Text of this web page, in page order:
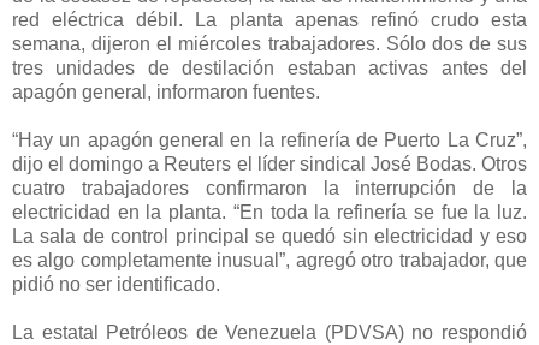
red eléctrica débil. La planta apenas refinó crudo esta
semana, dijeron el miércoles trabajadores. Sólo dos de sus
tres unidades de destilación estaban activas antes del
apagón general, informaron fuentes.
“Hay un apagón general en la refinería de Puerto La Cruz”,
dijo el domingo a Reuters el líder sindical José Bodas. Otros
cuatro trabajadores confirmaron la interrupción de la
electricidad en la planta. “En toda la refinería se fue la luz.
La sala de control principal se quedó sin electricidad y eso
es algo completamente inusual”, agregó otro trabajador, que
pidió no ser identificado.
La estatal Petróleos de Venezuela (PDVSA) no respondió